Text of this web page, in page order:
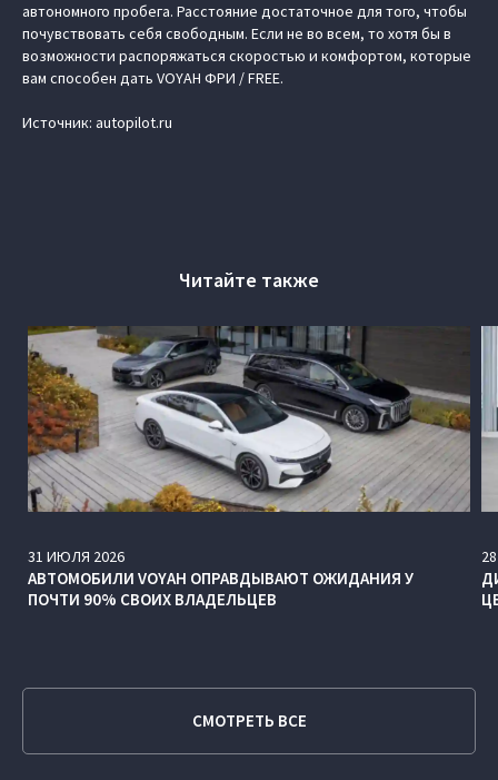
автономного пробега. Расстояние достаточное для того, чтобы
почувствовать себя свободным. Если не во всем, то хотя бы в
возможности распоряжаться скоростью и комфортом, которые
вам способен дать VOYAH ФРИ / FREE.
Источник: autopilot.ru
Читайте также
31 ИЮЛЯ 2026
АВТОМОБИЛИ VOYAH ОПРАВДЫВАЮТ ОЖИДАНИЯ У
ПОЧТИ 90% СВОИХ ВЛАДЕЛЬЦЕВ
28
СМОТРЕТЬ ВСЕ